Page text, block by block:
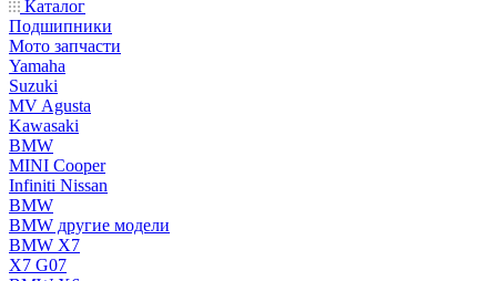
Каталог
Подшипники
Мото запчасти
Yamaha
Suzuki
MV Agusta
Kawasaki
BMW
MINI Cooper
Infiniti Nissan
BMW
BMW другие модели
BMW X7
X7 G07